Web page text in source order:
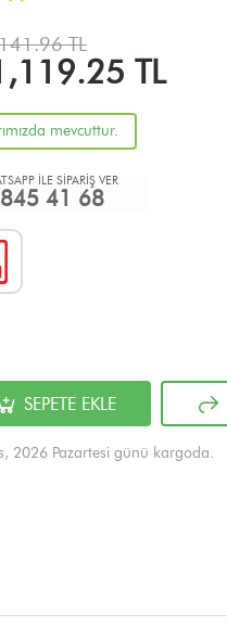
TL
TL
mevcuttur.
İLE SİPARİŞ VER
41 68
SEPETE EKLE
2026 Pazartesi günü kargoda.